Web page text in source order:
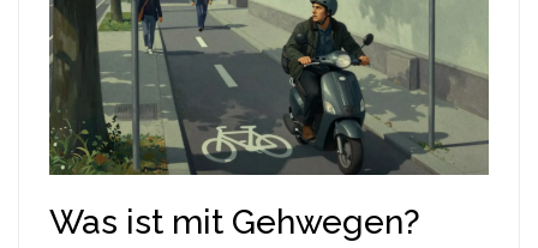
Was ist mit Gehwegen?